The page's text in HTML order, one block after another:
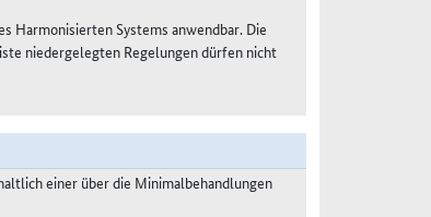
Harmonisierten Systems anwendbar. Die
niedergelegten Regelungen dürfen nicht
einer über die Minimalbehandlungen